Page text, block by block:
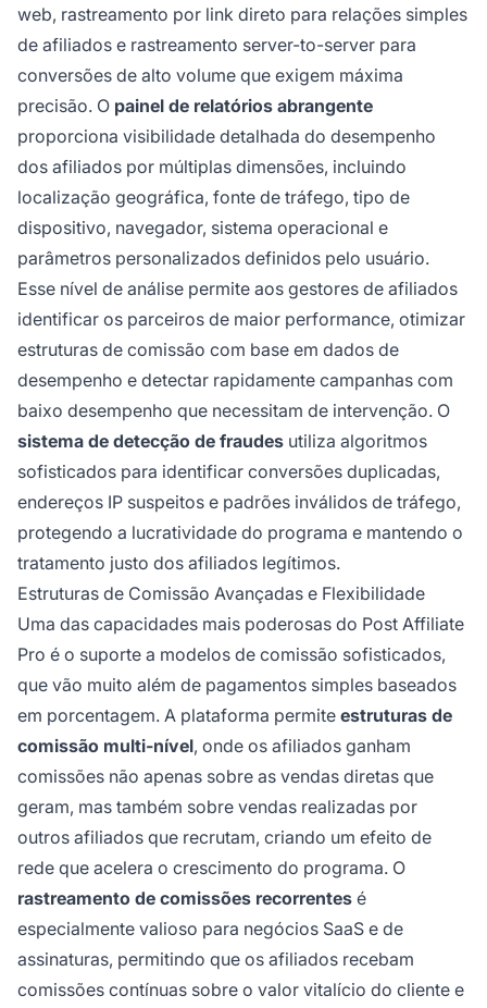
web, rastreamento por link direto para relações simples
de afiliados e rastreamento server-to-server para
conversões de alto volume que exigem máxima
precisão. O painel de relatórios abrangente
proporciona visibilidade detalhada do desempenho
dos afiliados por múltiplas dimensões, incluindo
localização geográfica, fonte de tráfego, tipo de
dispositivo, navegador, sistema operacional e
parâmetros personalizados definidos pelo usuário.
Esse nível de análise permite aos gestores de afiliados
identificar os parceiros de maior performance, otimizar
estruturas de comissão com base em dados de
desempenho e detectar rapidamente campanhas com
baixo desempenho que necessitam de intervenção. O
sistema de detecção de fraudes utiliza algoritmos
sofisticados para identificar conversões duplicadas,
endereços IP suspeitos e padrões inválidos de tráfego,
protegendo a lucratividade do programa e mantendo o
tratamento justo dos afiliados legítimos.
Estruturas de Comissão Avançadas e Flexibilidade
Uma das capacidades mais poderosas do Post Affiliate
Pro é o suporte a modelos de comissão sofisticados,
que vão muito além de pagamentos simples baseados
em porcentagem. A plataforma permite estruturas de
comissão multi-nível, onde os afiliados ganham
comissões não apenas sobre as vendas diretas que
geram, mas também sobre vendas realizadas por
outros afiliados que recrutam, criando um efeito de
rede que acelera o crescimento do programa. O
rastreamento de comissões recorrentes é
especialmente valioso para negócios SaaS e de
assinaturas, permitindo que os afiliados recebam
comissões contínuas sobre o valor vitalício do cliente e